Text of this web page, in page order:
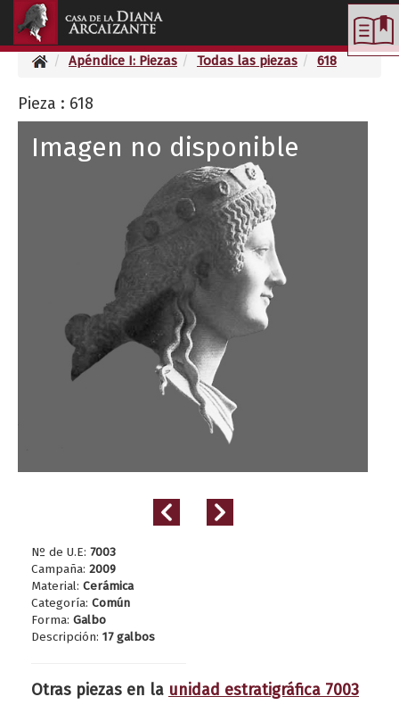
Apéndice I: Piezas Todas las piezas 618
Pieza : 618
Imagen no disponible
Nº de U.E: 7003
Campaña: 2009
Material: Cerámica
Categoría: Común
Forma: Galbo
Descripción: 17 galbos
Otras piezas en la unidad estratigráfica 7003